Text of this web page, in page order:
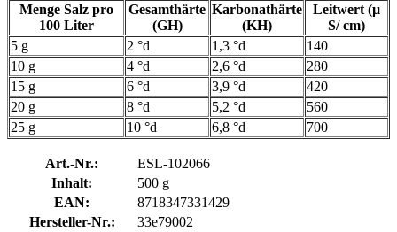
Menge Salz pro
100 Liter
Gesamthärte
(GH)
Karbonathärte
(KH)
Leitwert (µ
S/ cm)
5 g
2 °d 1,3 °d
140
10 g
4 °d 2,6 °d
280
15 g
6 °d 3,9 °d
420
20 g
8 °d 5,2 °d
560
25 g
10 °d 6,8 °d 700
Art.-Nr.:
ESL-102066
Inhalt:
500 g
EAN:
8718347331429
Hersteller-Nr.:
33e79002